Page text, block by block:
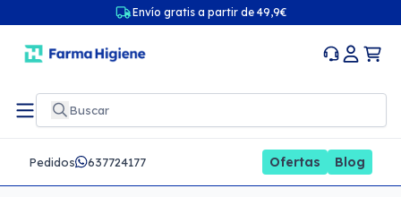
Envío gratis a partir de 49,9€
Pedidos 637724177 Ofertas Blog